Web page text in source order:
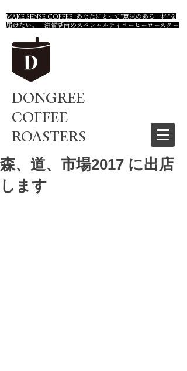
MAKE SENSE COFFEE あなたにとって"意味のある一杯"を
届けたい。 滋賀湖南のスペシャルティコーヒーロースター
DONGREE
COFFEE
ROASTERS
森、道、市場2017 に出店
します